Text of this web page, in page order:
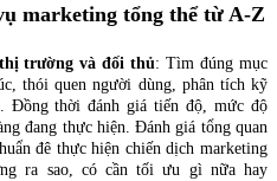
marketing tổng thể từ A-Z
trường và đối thủ: Tìm đúng mục
thói quen người dùng, phân tích kỹ
Đồng thời đánh giá tiến độ, mức độ
đang thực hiện. Đánh giá tổng quan
đê thực hiện chiến dịch marketing
ra sao, có cần tối ưu gì nữa hay